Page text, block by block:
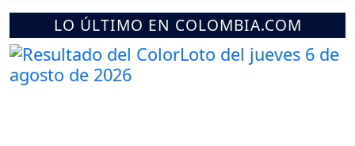
LO ÚLTIMO EN COLOMBIA.COM